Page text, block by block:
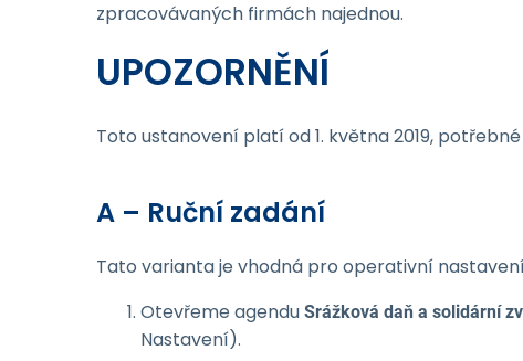
zpracovávaných firmách najednou.
UPOZORNĚNÍ
Toto ustanovení platí od 1. května 2019,
A – Ruční zadání
Tato varianta je vhodná pro operativní
Otevřeme agendu Srážková daň a solidární
Nastavení).